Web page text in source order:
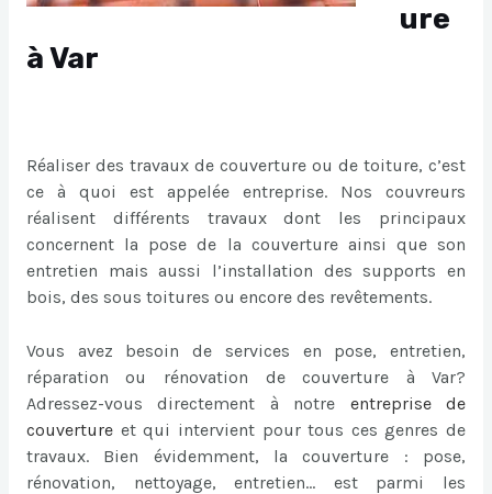
ure
à Var
Réaliser des travaux de couverture ou de toiture, c’est
ce à quoi est appelée entreprise. Nos couvreurs
réalisent différents travaux dont les principaux
concernent la pose de la couverture ainsi que son
entretien mais aussi l’installation des supports en
bois, des sous toitures ou encore des revêtements.
Vous avez besoin de services en pose, entretien,
réparation ou rénovation de couverture à Var?
Adressez-vous directement à notre entreprise de
couverture et qui intervient pour tous ces genres de
travaux. Bien évidemment, la couverture : pose,
rénovation, nettoyage, entretien… est parmi les